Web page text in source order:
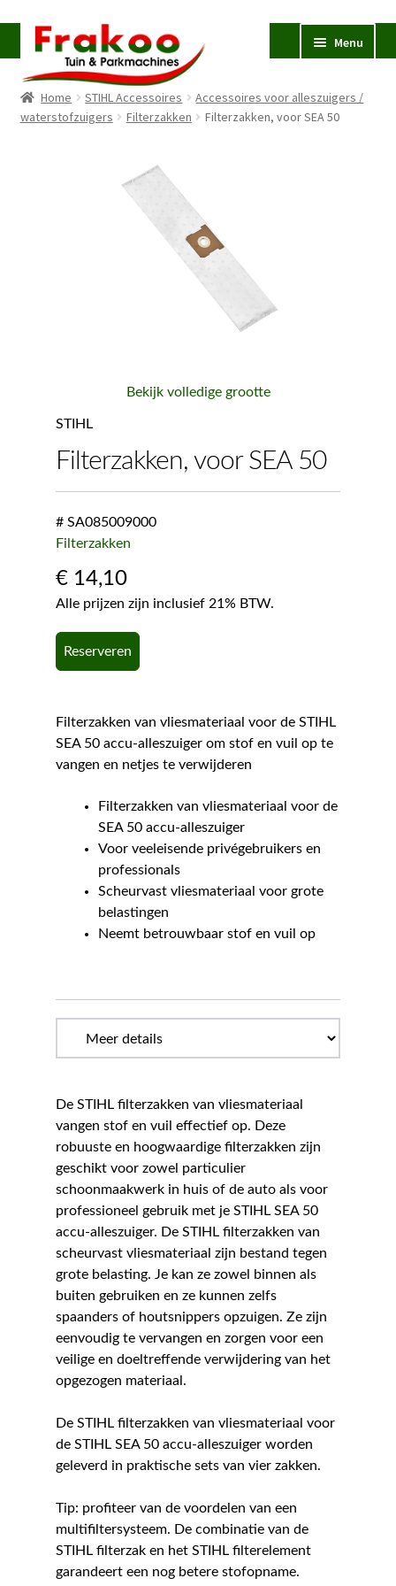
Ga
door
naar
navigatie
Ga
naar
de
inhoud
Menu
Homepage
Home STIHL Accessoires
Accessoires voor alleszuigers /
waterstofzuigers
Filterzakken Filterzakken, voor SEA 50
Bekijk volledige grootte
STIHL
Filterzakken, voor SEA 50
# SA085009000
Filterzakken
€14,10
Alle prijzen zijn inclusief 21% BTW.
Reserveren
Filterzakken van vliesmateriaal voor de STIHL
SEA 50 accu-alleszuiger om stof en vuil op te
vangen en netjes te verwijderen
Filterzakken van vliesmateriaal voor de
SEA 50 accu-alleszuiger
Voor veeleisende privégebruikers en
professionals
Scheurvast vliesmateriaal voor grote
belastingen
Neemt betrouwbaar stof en vuil op
De STIHL filterzakken van vliesmateriaal
vangen stof en vuil effectief op. Deze
robuuste en hoogwaardige filterzakken zijn
geschikt voor zowel particulier
schoonmaakwerk in huis of de auto als voor
professioneel gebruik met je STIHL SEA 50
accu-alleszuiger. De STIHL filterzakken van
scheurvast vliesmateriaal zijn bestand tegen
grote belasting. Je kan ze zowel binnen als
buiten gebruiken en ze kunnen zelfs
spaanders of houtsnippers opzuigen. Ze zijn
eenvoudig te vervangen en zorgen voor een
veilige en doeltreffende verwijdering van het
opgezogen materiaal.
De STIHL filterzakken van vliesmateriaal voor
de STIHL SEA 50 accu-alleszuiger worden
geleverd in praktische sets van vier zakken.
Tip: profiteer van de voordelen van een
multifiltersysteem. De combinatie van de
STIHL filterzak en het STIHL filterelement
garandeert een nog betere stofopname.